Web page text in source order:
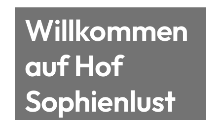
Willkommen
auf Hof
Sophienlust